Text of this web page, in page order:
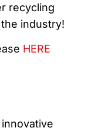
recycling
industry!
HERE